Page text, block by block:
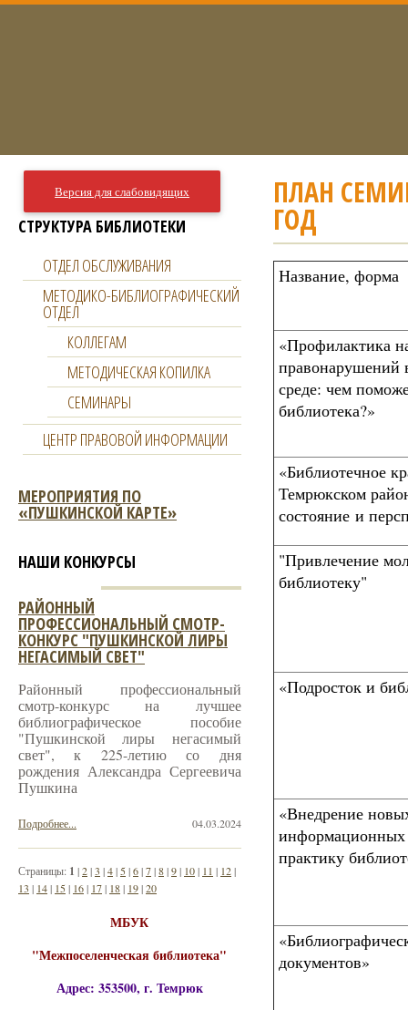
ПЛАН
ГОД
Название, форма
«Профилактика
правонарушений
среде: чем
библиотека?»
«Библиотечное
Темрюкском
состояние и
"Привлечение
библиотеку"
«Подросток и
«Внедрение
информационных
практику
документов»
Версия для слабовидящих
СТРУКТУРА БИБЛИОТЕКИ
ОТДЕЛ ОБСЛУЖИВАНИЯ
МЕТОДИКО-БИБЛИОГРАФИЧЕСКИЙ
ОТДЕЛ
КОЛЛЕГАМ
МЕТОДИЧЕСКАЯ КОПИЛКА
СЕМИНАРЫ
ЦЕНТР ПРАВОВОЙ ИНФОРМАЦИИ
МЕРОПРИЯТИЯ ПО
«ПУШКИНСКОЙ КАРТЕ»
НАШИ КОНКУРСЫ
РАЙОННЫЙ
ПРОФЕССИОНАЛЬНЫЙ СМОТР-
КОНКУРС "ПУШКИНСКОЙ ЛИРЫ
НЕГАСИМЫЙ СВЕТ"
Районный профессиональный
смотр-конкурс на лучшее
библиографическое пособие
"Пушкинской лиры негасимый
свет", к 225-летию со дня
рождения Александра Сергеевича
Пушкина
04.03.2024
Подробнее...
Страницы: 1 |2|3 |4| 5|6|7|8|9| 10| 11 | 12|
13 | 14| 15| 16| 17| 18| 19|20
МБУК
"Межпоселенческая библиотека"
Адрес: 353500, г. Темрюк